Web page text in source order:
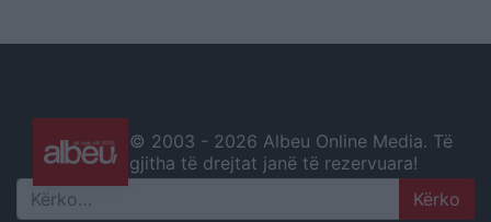
© 2003 - 2026 Albeu Online Media. Të
gjitha të drejtat janë të rezervuara!